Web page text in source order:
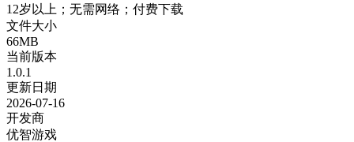
12岁以上；无需网络；付费下载
文件大小
66MB
当前版本
1.0.1
更新日期
2026-07-16
开发商
优智游戏